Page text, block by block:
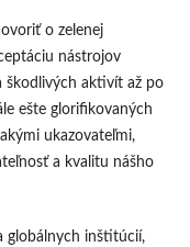
o zelenej
nástrojov
škodlivých aktivít až po
ešte glorifikovaných
ukazovateľmi,
a kvalitu nášho
globálnych inštitúcií,